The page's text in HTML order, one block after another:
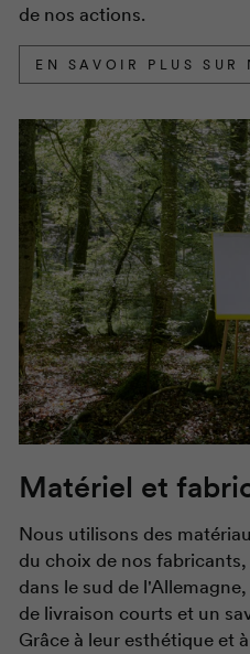
de nos actions.
EN SAVOIR PLUS SUR
Matériel et
Nous utilisons des
du choix de nos
dans le sud de
de livraison courts et un
Grâce à leur esthétique et